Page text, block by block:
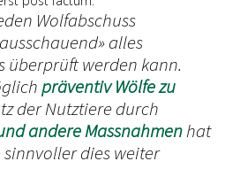
Wolfabschuss
alles
überprüft werden kann.
präventiv Wölfe zu
der Nutztiere durch
andere Massnahmenhat
sinnvoller dies weiter